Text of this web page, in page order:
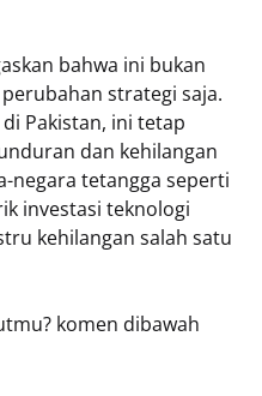
bahwa ini bukan
strategi saja.
Pakistan, ini tetap
dan kehilangan
negara tetangga seperti
investasi teknologi
kehilangan salah satu
komen dibawah